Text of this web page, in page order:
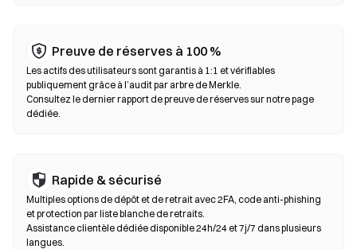
sur les DEX se déroule sur des blockchains compatibles EVM
comme Ethereum, BNB Chain et Polygon.
Preuve de réserves à 100 %
Les actifs des utilisateurs sont garantis à 1:1 et vérifiables
publiquement grâce à l’audit par arbre de Merkle.
Consultez le dernier rapport de preuve de réserves sur notre page
dédiée.
Rapide & sécurisé
Multiples options de dépôt et de retrait avec 2FA, code anti-phishing
et protection par liste blanche de retraits.
Assistance clientèle dédiée disponible 24h/24 et 7j/7 dans plusieurs
langues.